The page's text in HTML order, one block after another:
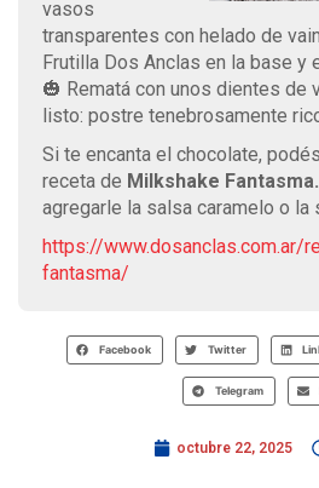
vasos
transparentes con helado de
Frutilla Dos Anclas en la base y
🎃 Rematá con unos dientes de
listo: postre tenebrosamente
Si te encanta el chocolate,
receta de Milkshake Fantasma.
agregarle la salsa caramelo o la
https://www.dosanclas.com.ar/
fantasma/
Facebook Twitter
Telegram
octubre 22, 2025